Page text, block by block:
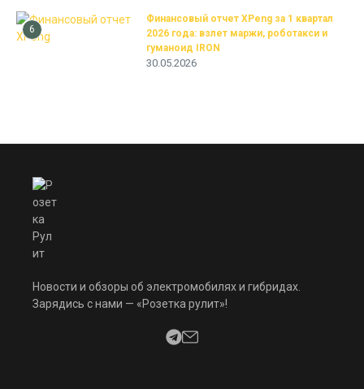
6
Финансовый отчет XPeng за 1 квартал
2026 года: взлет маржи, роботакси и
гуманоид IRON
30.05.2026
Новости и обзоры об электромобилях и гибридах.
Зарядись с нами — «Розетка рулит»!